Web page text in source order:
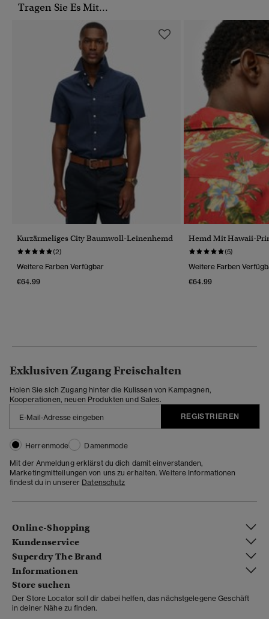
Tragen Sie Es Mit...
Kurzärmeliges City Baumwoll-Leinenhemd
(2)
Weitere Farben Verfügbar
€64.99
Hemd Mit Hawaii-
(5)
Weitere Farben
€64.99
Exklusiven Zugang Freischalten
Holen Sie sich Zugang hinter die Kulissen von Kampagnen,
Kooperationen, neuen Produkten und Sales.
REGISTRIEREN
Herrenmode
Damenmode
Mit der Anmeldung erklärst du dich damit einverstanden,
Marketingmitteilungen von uns zu erhalten. Weitere Informationen
findest du in unserer Datenschutz
Online-Shopping
Kundenservice
Superdry The Brand
Informationen
Store suchen
Der Store Locator soll dir dabei helfen, das nächstgelegene Geschäft
in deiner Nähe zu finden.